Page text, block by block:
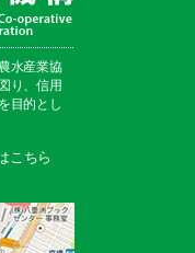
水産業協
り、信用
目的とし
こちら